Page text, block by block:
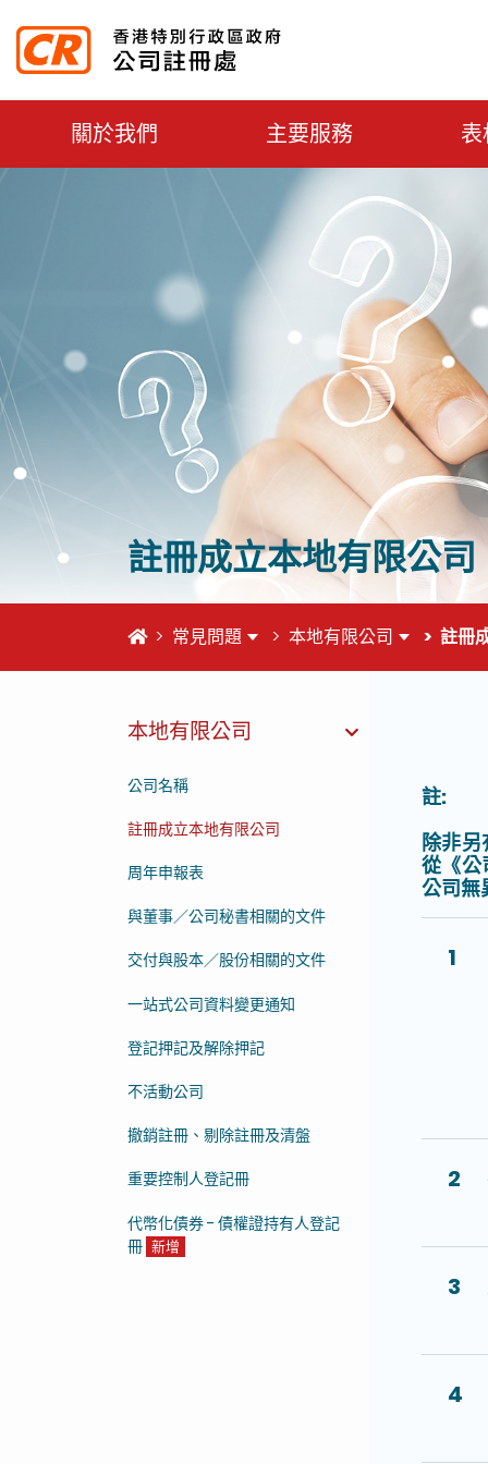
關於我們 主要服務
註冊成立本地有限公司
首頁常見問題 本地有限公司 註冊
本地有限公司
公司名稱
註冊成立本地有限公司
周年申報表
與董事／公司秘書相關的文件
交付與股本／股份相關的文件
一站式公司資料變更通知
登記押記及解除押記
不活動公司
撤銷註冊、剔除註冊及清盤
重要控制人登記冊
代幣化債券 - 債權證持有人登記
冊 新增
註:
除非
從《公
公司無
1
2
3
4